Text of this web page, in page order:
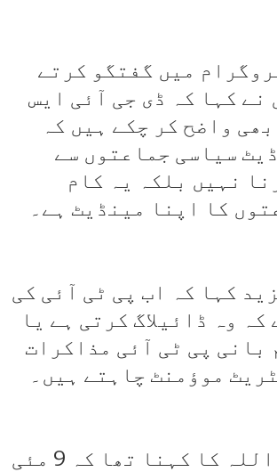
میں گفتگو کرتے
نے کہا کہ ڈی جی آئی ایس
واضح کر چکے ہیں کہ
سیاسی جماعتوں سے
نہیں بلکہ یہ کام
کا اپنا مینڈیٹ ہے۔
کہا کہ اب پی ٹی آئی کی
وہ ڈائیلاگ کرتی ہے یا
بانی پی ٹی آئی مذاکرات
موؤمنٹ چاہتے ہیں۔
رانا ثناء اللہ کا کہنا تھا کہ 9 مئی